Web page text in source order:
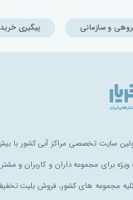
و سازمانی پیگیری خرید
سایت تخصصی مراکز آبی کشور با
ویژه برای مجموعه داران و کاربران و
مجموعه های کشور، فروش بلیت